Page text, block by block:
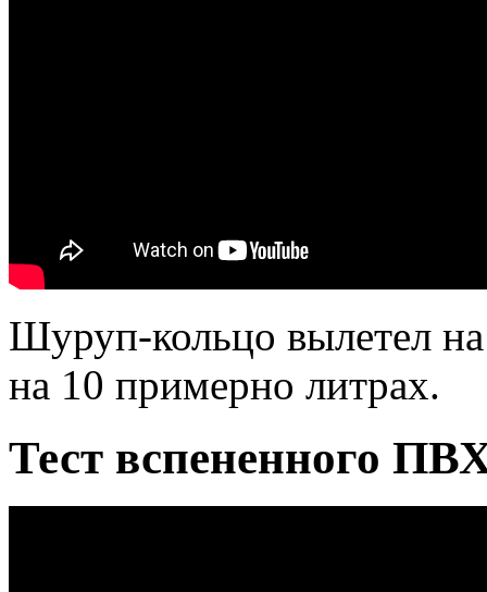
Шуруп-кольцо вылетел
на 10 примерно литрах.
Тест вспененного